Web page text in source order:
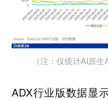
（注：仅统计AI原
ADX行业版数据显